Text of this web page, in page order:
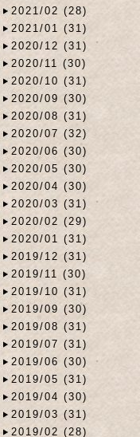
2021/02 (28)
2021/01 (31)
2020/12 (31)
2020/11 (30)
2020/10 (31)
2020/09 (30)
2020/08 (31)
2020/07 (32)
2020/06 (30)
2020/05 (30)
2020/04 (30)
2020/03 (31)
2020/02 (29)
2020/01 (31)
2019/12 (31)
2019/11 (30)
2019/10 (31)
2019/09 (30)
2019/08 (31)
2019/07 (31)
2019/06 (30)
2019/05 (31)
2019/04 (30)
2019/03 (31)
2019/02 (28)